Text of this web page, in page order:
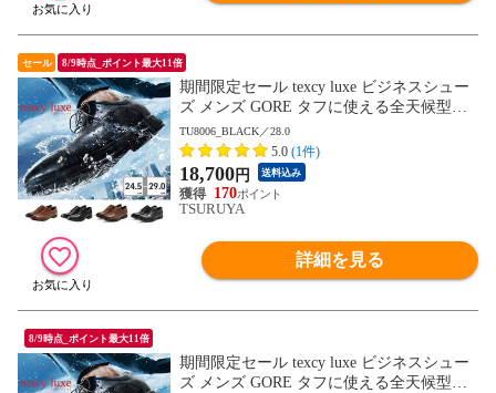
セール 8/9時点_ポイント最大11倍
期間限定セール texcy luxe ビジネスシュー
ズ メンズ GORE タフに使える全天候型ビ
ジネスシューズ TU8001 TU8002 TU8003 T
U8004 TU8005 TU8006 TU8007 テクシーリ
ュクス GORE-TEX ゴアテックス ゆったり
幅 3E 4E
TU8006_BLACK／28.0
5.0 (1件)
18,700円 送料込み
170
TSURUYA
詳細を見る
8/9時点_ポイント最大11倍
期間限定セール texcy luxe ビジネスシュー
ズ メンズ GORE タフに使える全天候型ビ